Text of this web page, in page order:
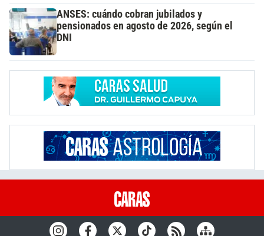
ANSES: cuándo cobran jubilados y
pensionados en agosto de 2026, según el
DNI